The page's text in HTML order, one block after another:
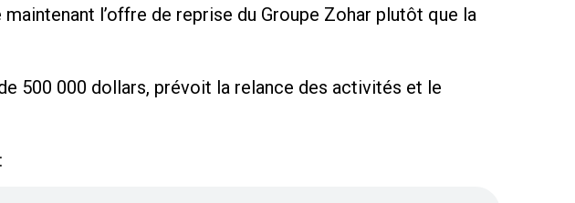
l’offre de reprise du Groupe Zohar plutôt que la
500 000 dollars, prévoit la relance des activités et le